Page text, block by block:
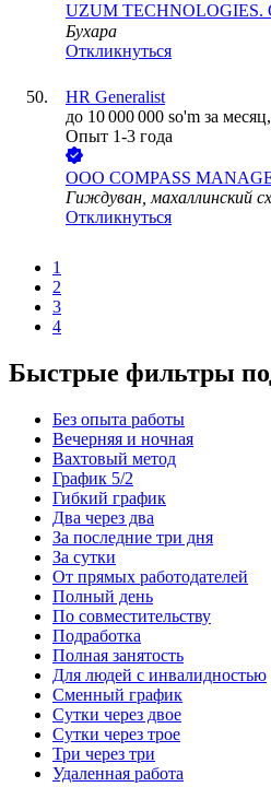
UZUM
Бухара
Откликнуться
HR Generalist
до 10 000 000 so'm за месяц,
Опыт 1-3 года
ООО СOMPASS
Гиждуван, махаллинский
Откликнуться
1
2
3
4
Быстрые фильтры
Без опыта работы
Вечерняя и ночная
Вахтовый метод
График 5/2
Гибкий график
Два через два
За последние три дня
За сутки
От прямых работодателей
Полный день
По совместительству
Подработка
Полная занятость
Для людей с инвалидностью
Сменный график
Сутки через двое
Сутки через трое
Три через три
Удаленная работа